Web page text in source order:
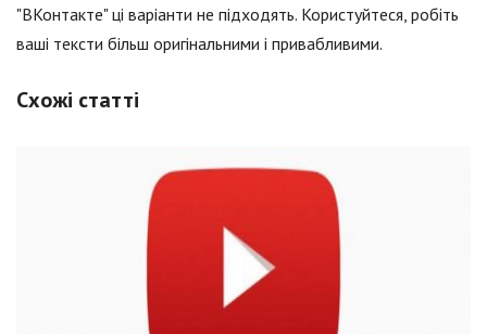
"ВКонтакте" ці варіанти не підходять. Користуйтеся, робіть
ваші тексти більш оригінальними і привабливими.
Схожі статті